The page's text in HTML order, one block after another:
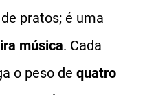
pratos; é uma
música. Cada
o peso de quatro